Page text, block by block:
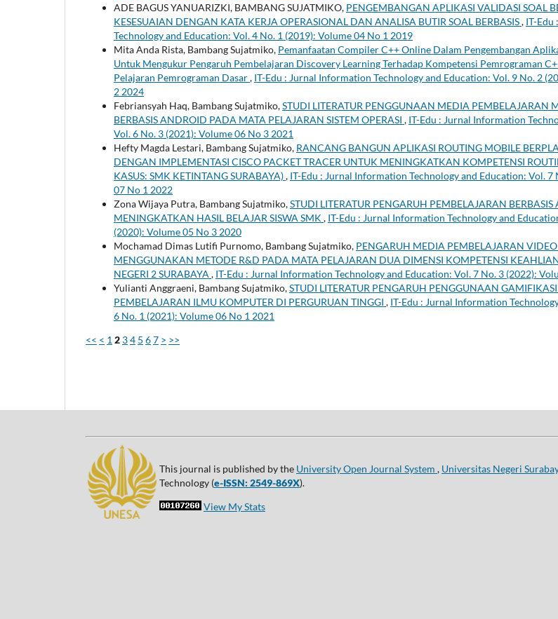
ADE BAGUS YANUARIZKI, BAMBANG SUJATMIKO, PENGEMBANGAN APLIKASI VALIDASI SOAL
KESESUAIAN DENGAN KATA KERJA OPERASIONAL DAN ANALISA BUTIR SOAL BERBASIS, IT-
Technology and Education: Vol. 4 No. 1 (2019): Volume 04 No 1 2019
Mita Anda Rista, Bambang Sujatmiko, Pemanfaatan Compiler C++ Online Dalam Pengembangan
Untuk Mengukur Pengaruh Pembelajaran Discovery Learning Terhadap Kompetensi Pemrograman
Pelajaran Pemrograman Dasar, IT-Edu : Jurnal Information Technology and Education: Vol. 9 No. 2
2 2024
Febriansyah Haq, Bambang Sujatmiko,STUDI LITERATUR PENGGUNAAN MEDIA PEMBELAJARAN
BERBASIS ANDROID PADA MATA PELAJARAN SISTEM OPERASI , IT-Edu : Jurnal Information
Vol. 6 No. 3 (2021): Volume 06 No 3 2021
Hefty Magda Lestari, Bambang Sujatmiko, RANCANG BANGUN APLIKASI ROUTING MOBILE
DENGAN IMPLEMENTASI CISCO PACKET TRACER UNTUK MENINGKATKAN KOMPETENSI
KASUS: SMK KETINTANG SURABAYA), IT-Edu : Jurnal Information Technology and Education: Vol. 7
07 No 1 2022
Zona Wijaya Putra, Bambang Sujatmiko,STUDI LITERATUR PENGARUH PEMBELAJARAN
MENINGKATKAN HASIL BELAJAR SISWA SMK , IT-Edu : Jurnal Information Technology and
(2020): Volume 05 No 3 2020
Mochamad Dimas Lutifi Purnomo, Bambang Sujatmiko, PENGARUH MEDIA PEMBELAJARAN
MENGGUNAKAN METODE R&D PADA MATA PELAJARAN DUA DIMENSI KOMPETENSI
NEGERI 2 SURABAYA , IT-Edu : Jurnal Information Technology and Education: Vol. 7 No. 3 (2022):
Yulianti Anggraeni, Bambang Sujatmiko,STUDI LITERATUR PENGARUH PENGGUNAAN
PEMBELAJARAN ILMU KOMPUTER DI PERGURUAN TINGGI , IT-Edu : Jurnal Information
6 No. 1 (2021): Volume 06 No 1 2021
<< < 1 2 34 5 67 > >>
This journal is published by the University Open Journal System , Universitas Negeri
Technology (e-ISSN: 2549-869X).
View My Stats